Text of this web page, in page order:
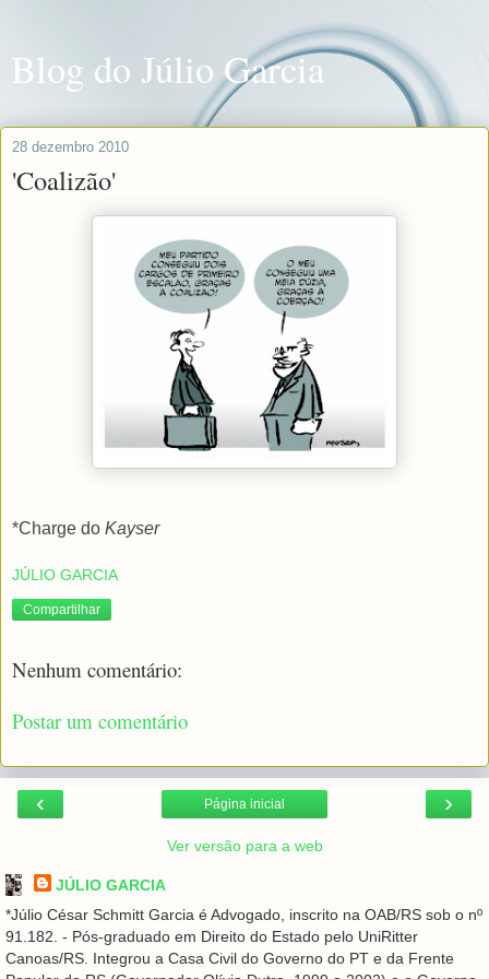
Blog do Júlio Garcia
28 dezembro 2010
'Coalizão'
*Charge do Kayser
JÚLIO GARCIA
Compartilhar
Nenhum comentário:
Postar um comentário
‹ ›
Página inicial
Ver versão para a web
JÚLIO GARCIA
*Júlio César Schmitt Garcia é Advogado, inscrito na OAB/RS sob o nº
91.182. - Pós-graduado em Direito do Estado pelo UniRitter
Canoas/RS. Integrou a Casa Civil do Governo do PT e da Frente